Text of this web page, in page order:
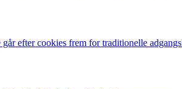
efter cookies frem for traditionelle